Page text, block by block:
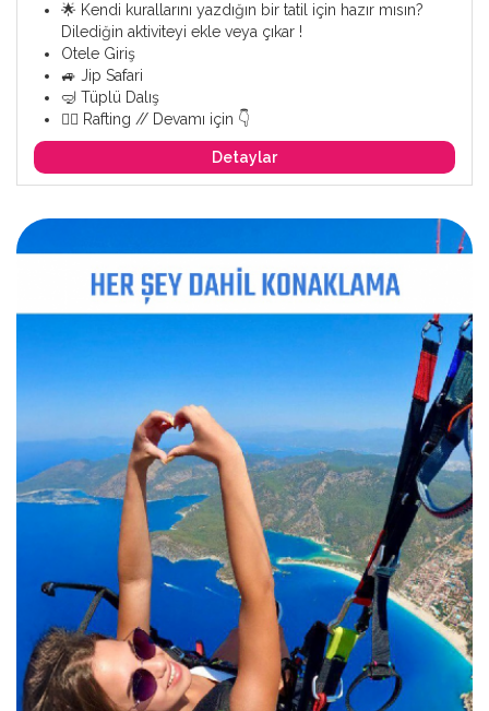
🌟 Kendi kurallarını yazdığın bir tatil için hazır mısın?
Dilediğin aktiviteyi ekle veya çıkar !
Otele Giriş
🚙 Jip Safari
🤿 Tüplü Dalış
🚣‍♂️ Rafting // Devamı için 👇
Detaylar